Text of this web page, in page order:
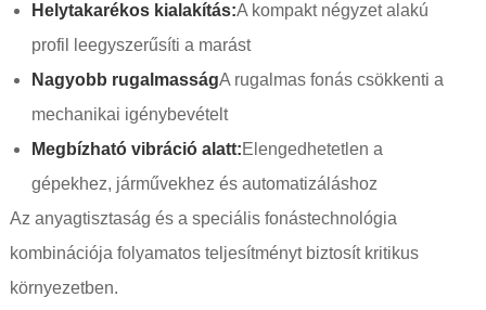
Helytakarékos kialakítás:A kompakt négyzet alakú
profil leegyszerűsíti a marást
Nagyobb rugalmasságA rugalmas fonás csökkenti a
mechanikai igénybevételt
Megbízható vibráció alatt:Elengedhetetlen a
gépekhez, járművekhez és automatizáláshoz
Az anyagtisztaság és a speciális fonástechnológia
kombinációja folyamatos teljesítményt biztosít kritikus
környezetben.